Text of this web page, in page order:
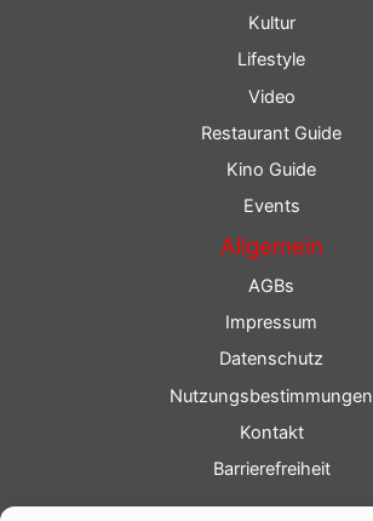
Kultur
Lifestyle
Video
Restaurant Guide
Kino Guide
Events
Allgemein
AGBs
Impressum
Datenschutz
Nutzungsbestimmungen
Kontakt
Barrierefreiheit